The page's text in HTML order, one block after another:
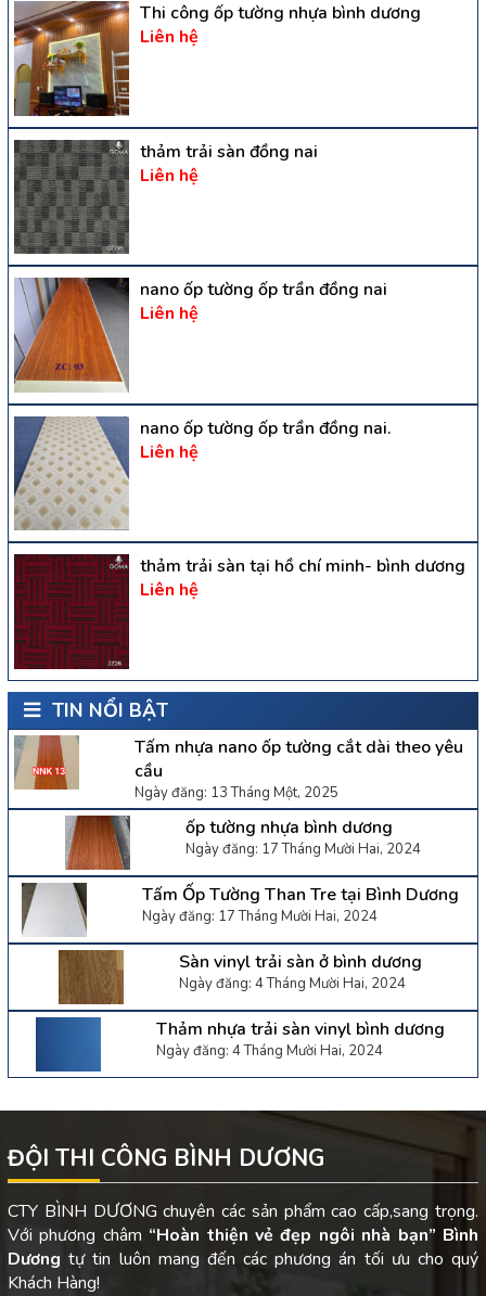
Thi công ốp tường nhựa bình dương
Liên hệ
thảm trải sàn đồng nai
Liên hệ
nano ốp tường ốp trần đồng nai
Liên hệ
nano ốp tường ốp trần đồng nai.
Liên hệ
thảm trải sàn tại hồ chí minh- bình dương
Liên hệ
TIN NỔI BẬT
Tấm nhựa nano ốp tường cắt dài theo yêu
cầu
Ngày đăng: 13 Tháng Một, 2025
ốp tường nhựa bình dương
Ngày đăng: 17 Tháng Mười Hai, 2024
Tấm Ốp Tường Than Tre tại Bình Dương
Ngày đăng: 17 Tháng Mười Hai, 2024
Sàn vinyl trải sàn ở bình dương
Ngày đăng: 4 Tháng Mười Hai, 2024
Thảm nhựa trải sàn vinyl bình dương
Ngày đăng: 4 Tháng Mười Hai, 2024
ĐỘI THI CÔNG BÌNH DƯƠNG
CTY BÌNH DƯƠNG chuyên các sản phẩm cao cấp,sang trọng.
Với phương châm “Hoàn thiện vẻ đẹp ngôi nhà bạn” Bình
Dươngtự tin luôn mang đến các phương án tối ưu cho quý
Khách Hàng!